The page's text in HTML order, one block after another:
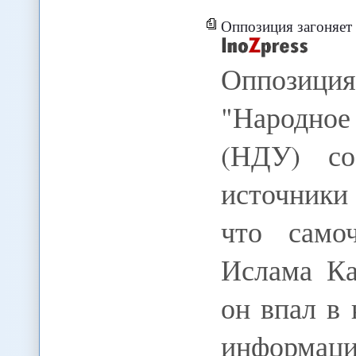
Оппозиция
(НДУ) со
что
Ислама
он впал в